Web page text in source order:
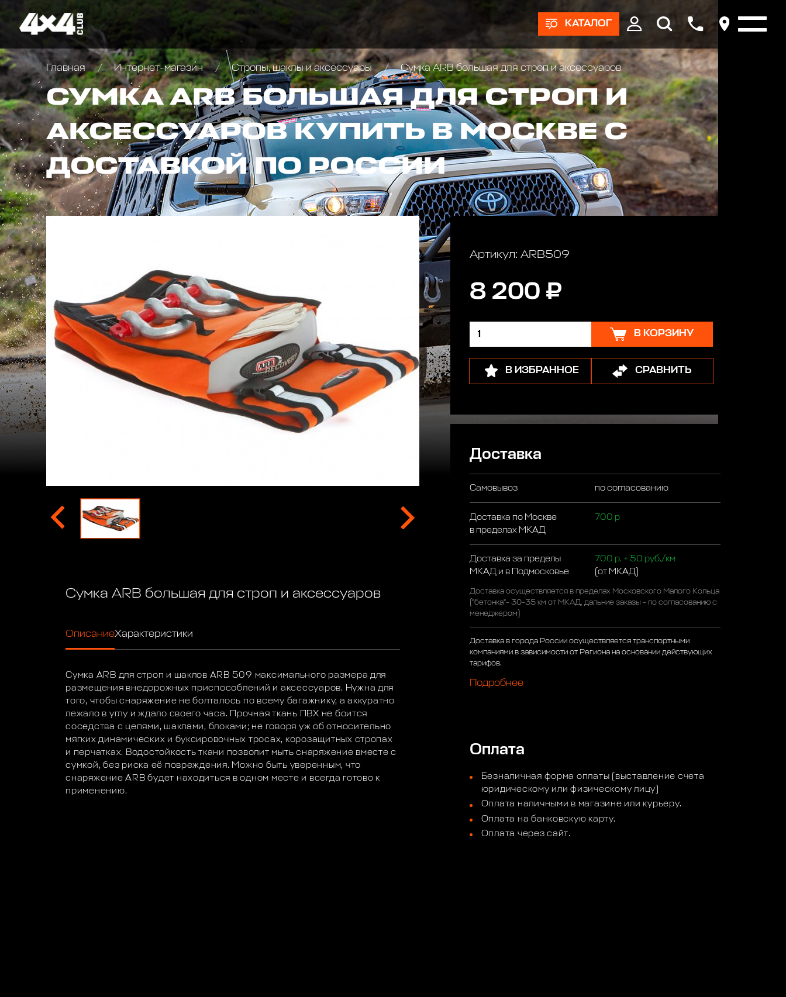
КАТАЛОГ
Главная Интернет-магазин Стропы, шаклы и аксессуары Сумка ARB большая для строп и аксессуаров
СУМКА ARB БОЛЬШАЯ ДЛЯ СТРОП И
АКСЕССУАРОВ КУПИТЬ В МОСКВЕ С
ДОСТАВКОЙ ПО РОССИИ
Сумка ARB большая для строп и аксессуаров
ОписаниеХарактеристики
Сумка ARB для строп и шаклов ARB 509 максимального размера для
размещения внедорожных приспособлений и аксессуаров. Нужна для
того, чтобы снаряжение не болталось по всему багажнику, а аккуратно
лежало в углу и ждало своего часа. Прочная ткань ПВХ не боится
соседства с цепями, шаклами, блоками; не говоря уж об относительно
мягких динамических и буксировочных тросах, корозащитных стропах
и перчатках. Водостойкость ткани позволит мыть снаряжение вместе с
сумкой, без риска её повреждения. Можно быть уверенным, что
снаряжение ARB будет находиться в одном месте и всегда готово к
применению.
Артикул: ARB509
8 200 ₽
В КОРЗИНУ
В ИЗБРАННОЕ СРАВНИТЬ
Доставка
Самовывоз по согласованию
Доставка по Москве
в пределах МКАД
700 р
Доставка за пределы
МКАД и в Подмосковье
700 р. + 50 руб./км
(от МКАД)
Доставка осуществляется в пределах Московского Малого Кольца
("бетонка"- 30-35 км от МКАД, дальние заказы - по согласованию с
менеджером)
Доставка в города России осуществляется транспортными
компаниями в зависимости от Региона на основании действующих
тарифов.
Подробнее
Оплата
Безналичная форма оплаты (выставление счета
юридическому или физическому лицу)
Оплата наличными в магазине или курьеру.
Оплата на банковскую карту.
Оплата через сайт.